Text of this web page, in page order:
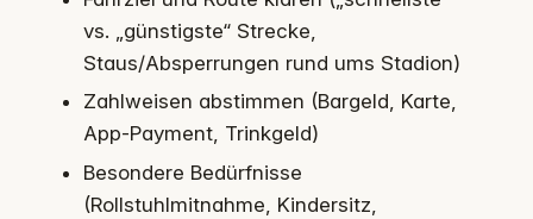
vs. „günstigste“ Strecke,
Staus/Absperrungen rund ums Stadion)
Zahlweisen abstimmen (Bargeld, Karte,
App-Payment, Trinkgeld)
Besondere Bedürfnisse
(Rollstuhlmitnahme, Kindersitz,